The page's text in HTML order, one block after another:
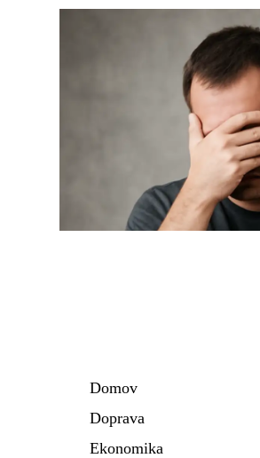
Domov
Doprava
Ekonomika